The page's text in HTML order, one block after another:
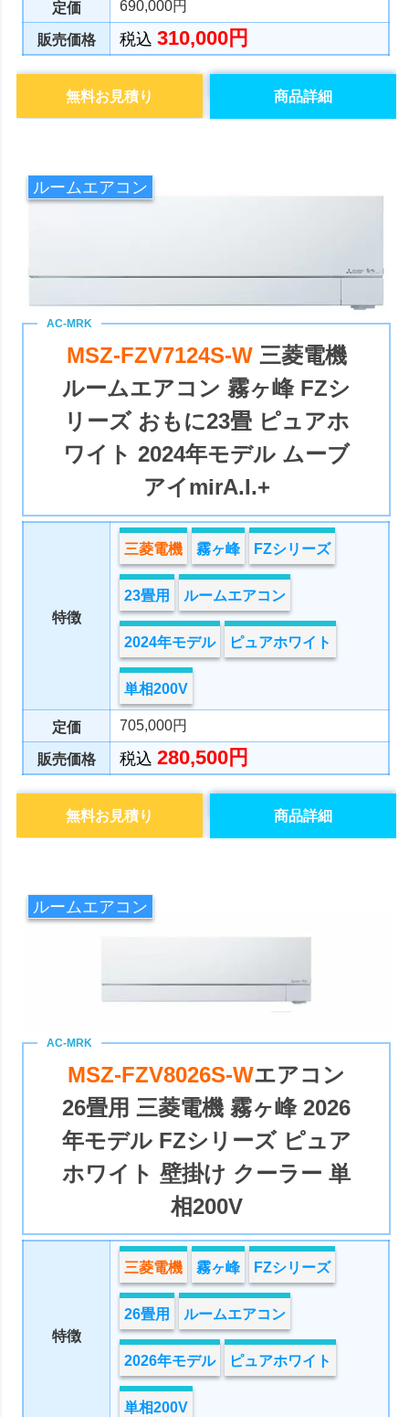
定価 690,000円
販売価格 税込310,000円
商品詳細
無料お見積り
ルームエアコン
MSZ-FZV7124S-W 三菱電機
ルームエアコン 霧ヶ峰 FZシ
リーズ おもに23畳 ピュアホ
ワイト 2024年モデル ムーブ
アイmirA.I.+
特徴
三菱電機 霧ヶ峰 FZシリーズ
23畳用 ルームエアコン
2024年モデル ピュアホワイト
単相200V
定価 705,000円
販売価格 税込280,500円
商品詳細
無料お見積り
ルームエアコン
MSZ-FZV8026S-Wエアコン
26畳用 三菱電機 霧ヶ峰 2026
年モデル FZシリーズ ピュア
ホワイト 壁掛け クーラー 単
相200V
特徴
三菱電機 霧ヶ峰 FZシリーズ
26畳用 ルームエアコン
2026年モデル ピュアホワイト
単相200V